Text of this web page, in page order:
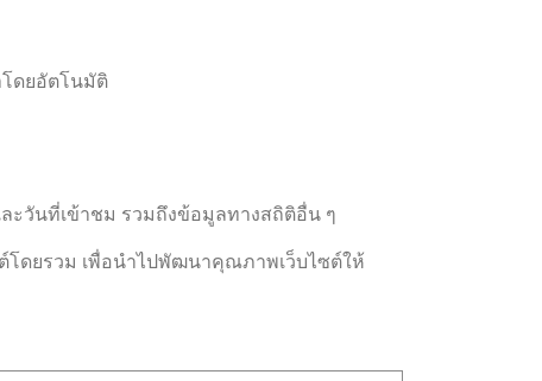
โดยอัตโนมัติ
ะวันที่เข้าชม รวมถึงข้อมูลทางสถิติอื่น ๆ
โดยรวม เพื่อนำไปพัฒนาคุณภาพเว็บไซต์ให้